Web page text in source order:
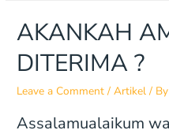
AKANKAH
DITERIMA ?
Leave a Comment /Artikel/ By
Assalamualaikum